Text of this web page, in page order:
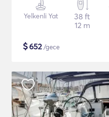
Yelkenli Yat
38 ft
12 m
$652/gece